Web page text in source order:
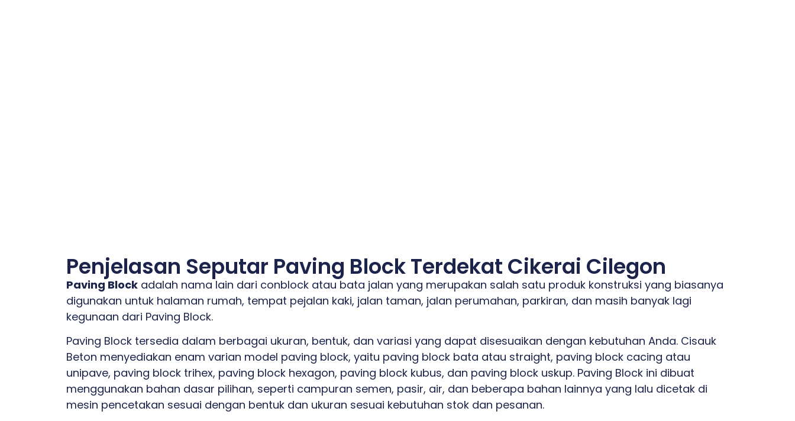
Penjelasan Seputar Paving Block Terdekat Cikerai Cilegon
Paving Block adalah nama lain dari conblock atau bata jalan yang merupakan salah satu produk konstruksi yang biasanya
digunakan untuk halaman rumah, tempat pejalan kaki, jalan taman, jalan perumahan, parkiran, dan masih banyak lagi
kegunaan dari Paving Block.
Paving Block tersedia dalam berbagai ukuran, bentuk, dan variasi yang dapat disesuaikan dengan kebutuhan Anda. Cisauk
Beton menyediakan enam varian model paving block, yaitu paving block bata atau straight, paving block cacing atau
unipave, paving block trihex, paving block hexagon, paving block kubus, dan paving block uskup. Paving Block ini dibuat
menggunakan bahan dasar pilihan, seperti campuran semen, pasir, air, dan beberapa bahan lainnya yang lalu dicetak di
mesin pencetakan sesuai dengan bentuk dan ukuran sesuai kebutuhan stok dan pesanan.